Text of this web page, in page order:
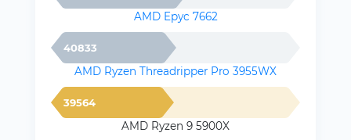
AMD Epyc 7662
40833
AMD Ryzen Threadripper Pro 3955WX
39564
AMD Ryzen 9 5900X